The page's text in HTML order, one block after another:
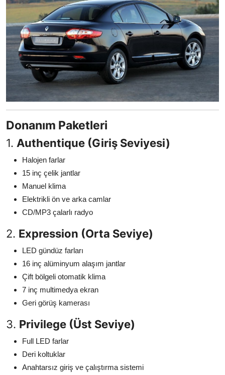
Donanım Paketleri
1. Authentique (Giriş Seviyesi)
Halojen farlar
15 inç çelik jantlar
Manuel klima
Elektrikli ön ve arka camlar
CD/MP3 çalarlı radyo
2. Expression (Orta Seviye)
LED gündüz farları
16 inç alüminyum alaşım jantlar
Çift bölgeli otomatik klima
7 inç multimedya ekran
Geri görüş kamerası
3. Privilege (Üst Seviye)
Full LED farlar
Deri koltuklar
Anahtarsız giriş ve çalıştırma sistemi